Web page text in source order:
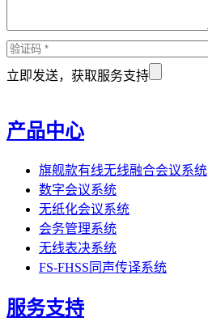
立即发送，获取服务支持
产品中心
旗舰款有线无线融合会议系统
数字会议系统
无纸化会议系统
会务管理系统
无线表决系统
FS-FHSS同声传译系统
服务支持